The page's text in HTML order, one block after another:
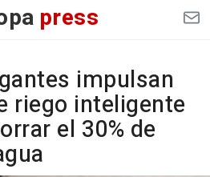
press
impulsan
riego inteligente
el 30% de